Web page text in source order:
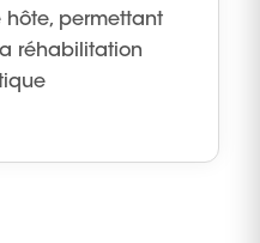
hôte, permettant
réhabilitation